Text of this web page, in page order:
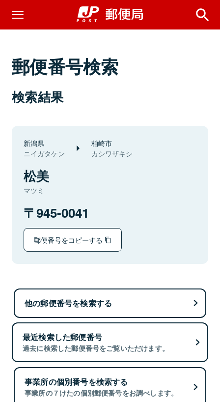
郵便番号検索
検索結果
新潟県
ニイガタケン
柏崎市
カシワザキシ
松美
マツミ
945-0041
郵便番号をコピーする
他の郵便番号を検索する
最近検索した郵便番号
過去に検索した郵便番号をご覧いただけます。
事業所の個別番号を検索する
事業所の７けたの個別郵便番号をお調べします。